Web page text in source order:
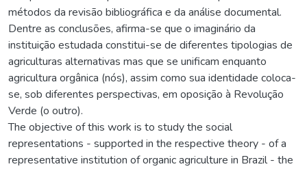
métodos da revisão bibliográfica e da análise documental.
Dentre as conclusões, afirma-se que o imaginário da
instituição estudada constitui-se de diferentes tipologias de
agriculturas alternativas mas que se unificam enquanto
agricultura orgânica (nós), assim como sua identidade coloca-
se, sob diferentes perspectivas, em oposição à Revolução
Verde (o outro).
The objective of this work is to study the social
representations - supported in the respective theory - of a
representative institution of organic agriculture in Brazil - the